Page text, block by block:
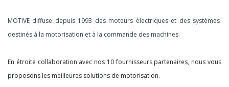
MOTIVE diffuse depuis 1993 des moteurs électriques et des systèmes
destinés à la motorisation et à la commande des machines.
En étroite collaboration avec nos 10 fournisseurs partenaires, nous vous
proposons les meilleures solutions de motorisation.